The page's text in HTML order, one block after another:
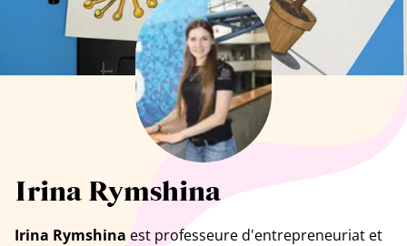
Tous les artistes
Irina Rymshina
Irina Rymshina est professeure d'entrepreneuriat et